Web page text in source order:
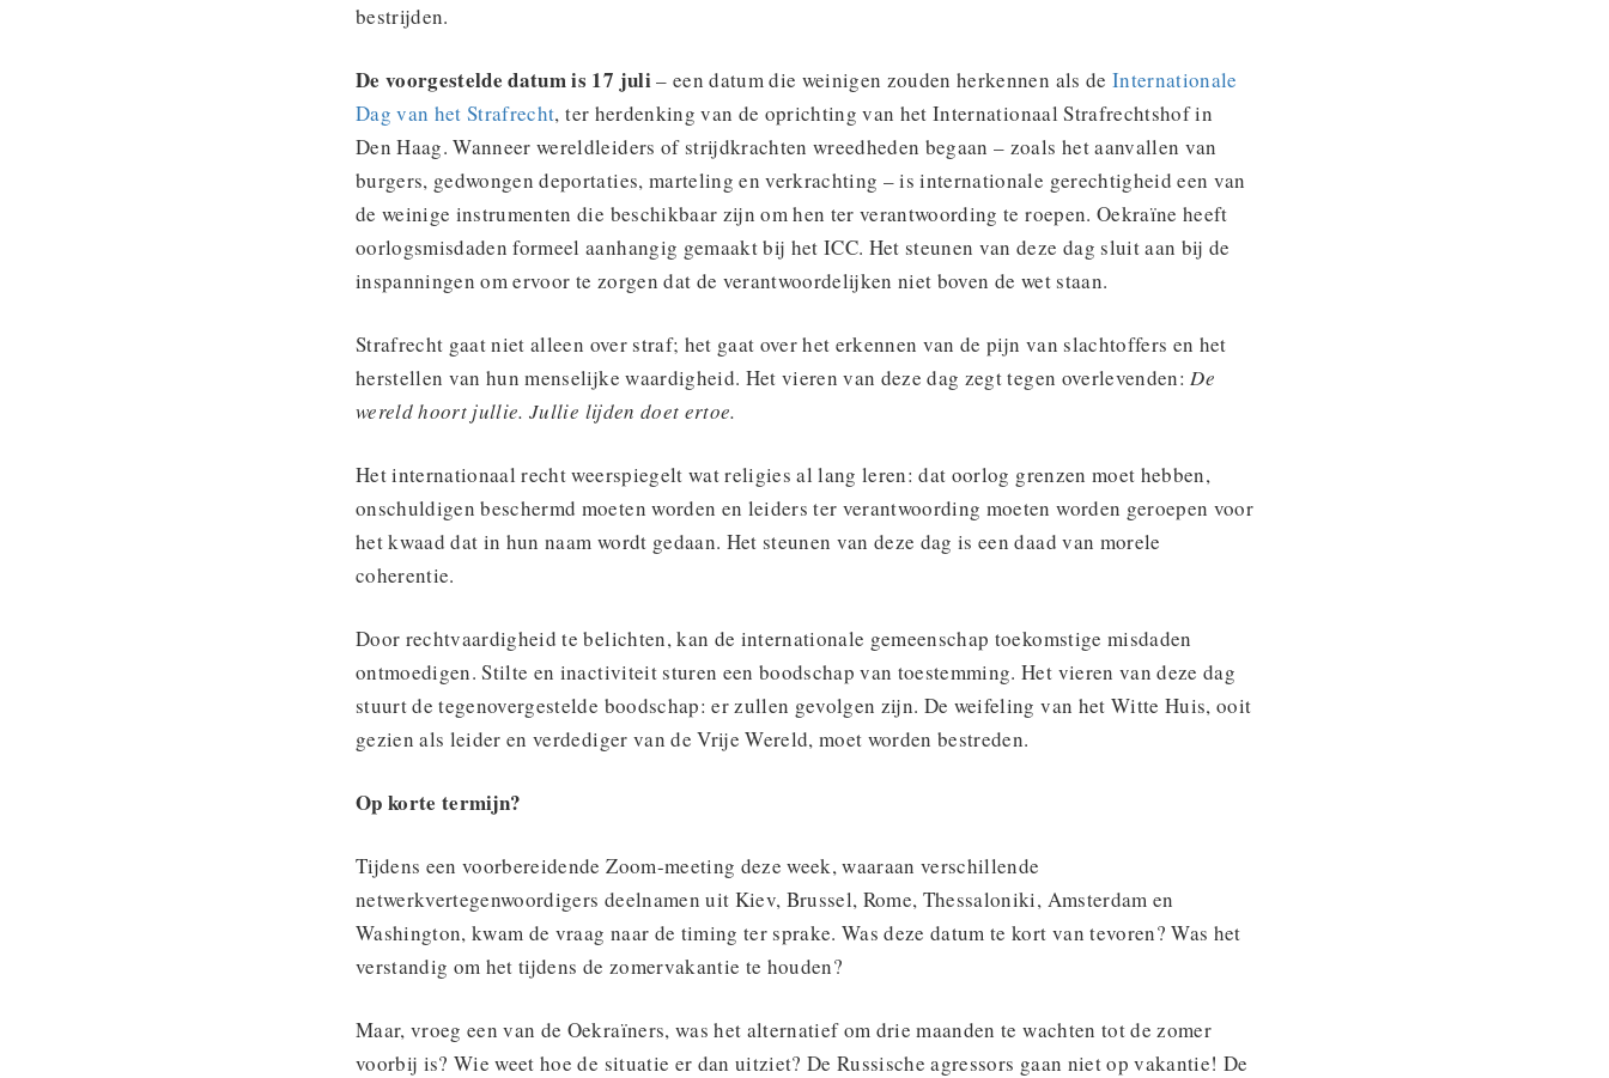
bestrijden.
De voorgestelde datum is 17 juli– een datum die weinigen zouden herkennen als de Internationale
Dag van het Strafrecht, ter herdenking van de oprichting van het Internationaal Strafrechtshof in
Den Haag. Wanneer wereldleiders of strijdkrachten wreedheden begaan – zoals het aanvallen van
burgers, gedwongen deportaties, marteling en verkrachting – is internationale gerechtigheid een van
de weinige instrumenten die beschikbaar zijn om hen ter verantwoording te roepen. Oekraïne heeft
oorlogsmisdaden formeel aanhangig gemaakt bij het ICC. Het steunen van deze dag sluit aan bij de
inspanningen om ervoor te zorgen dat de verantwoordelijken niet boven de wet staan.
Strafrecht gaat niet alleen over straf; het gaat over het erkennen van de pijn van slachtoffers en het
herstellen van hun menselijke waardigheid. Het vieren van deze dag zegt tegen overlevenden:De
wereld hoort jullie. Jullie lijden doet ertoe.
Het internationaal recht weerspiegelt wat religies al lang leren: dat oorlog grenzen moet hebben,
onschuldigen beschermd moeten worden en leiders ter verantwoording moeten worden geroepen voor
het kwaad dat in hun naam wordt gedaan. Het steunen van deze dag is een daad van morele
coherentie.
Door rechtvaardigheid te belichten, kan de internationale gemeenschap toekomstige misdaden
ontmoedigen. Stilte en inactiviteit sturen een boodschap van toestemming. Het vieren van deze dag
stuurt de tegenovergestelde boodschap: er zullen gevolgen zijn. De weifeling van het Witte Huis, ooit
gezien als leider en verdediger van de Vrije Wereld, moet worden bestreden.
Op korte termijn?
Tijdens een voorbereidende Zoom-meeting deze week, waaraan verschillende
netwerkvertegenwoordigers deelnamen uit Kiev, Brussel, Rome, Thessaloniki, Amsterdam en
Washington, kwam de vraag naar de timing ter sprake. Was deze datum te kort van tevoren? Was het
verstandig om het tijdens de zomervakantie te houden?
Maar, vroeg een van de Oekraïners, was het alternatief om drie maanden te wachten tot de zomer
voorbij is? Wie weet hoe de situatie er dan uitziet? De Russische agressors gaan niet op vakantie! De